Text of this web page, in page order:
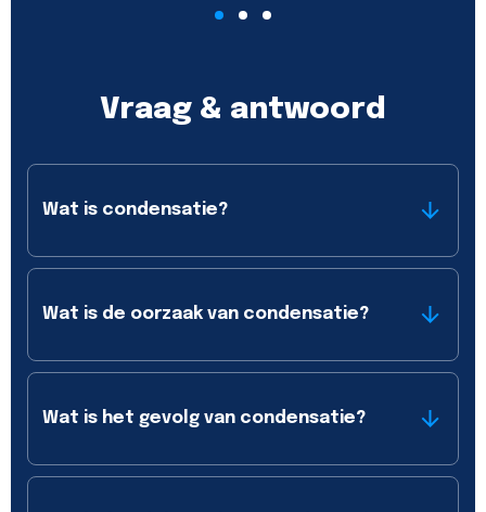
Vraag & antwoord
Wat is condensatie?
Wat is de oorzaak van condensatie?
Wat is het gevolg van condensatie?